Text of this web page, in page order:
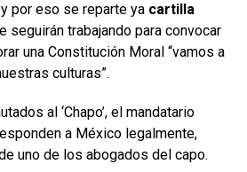
por eso se reparte ya cartilla
seguirán trabajando para convocar
una Constitución Moral “vamos a
culturas”.
al ‘Chapo’, el mandatario
a México legalmente,
uno de los abogados del capo.